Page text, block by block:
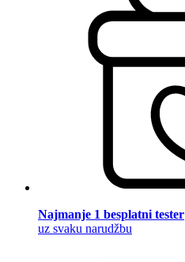
Najmanje 1 besplatni tester
uz svaku narudžbu